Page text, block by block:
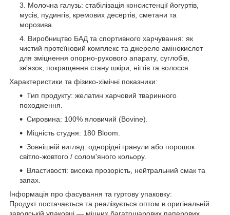
Молочна галузь: стабілізація консистенції йогуртів,
мусів, пудингів, кремових десертів, сметани та
морозива.
Виробництво БАД та спортивного харчування: як
чистий протеїновий комплекс та джерело амінокислот
для зміцнення опорно-рухового апарату, суглобів,
зв'язок, покращення стану шкіри, нігтів та волосся.
Характеристики та фізико-хімічні показники:
Тип продукту: желатин харчовий тваринного
походження.
Сировина: 100% яловичий (Bovine).
Міцність студня: 180 Bloom.
Зовнішній вигляд: однорідні гранули або порошок
світло-жовтого / солом'яного кольору.
Властивості: висока прозорість, нейтральний смак та
запах.
Інформація про фасування та гуртову упаковку:
Продукт постачається та реалізується оптом в оригінальній
заводській упаковці — міцних багатошарових паперових